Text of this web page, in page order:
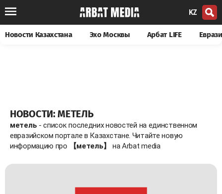
KZ
Новости Казахстана Эхо Москвы Арбат LIFE
НОВОСТИ: МЕТЕЛЬ
метель - список последних новостей на единственном
евразийском портале в Казахстане. Читайте новую
информацию про
【метель】 на Arbat media